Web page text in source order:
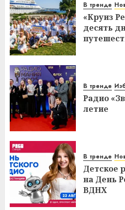
В тренде
«Круиз
десять
В тренде
Радио
летие
В тренде
Детское
на День
ВДНХ